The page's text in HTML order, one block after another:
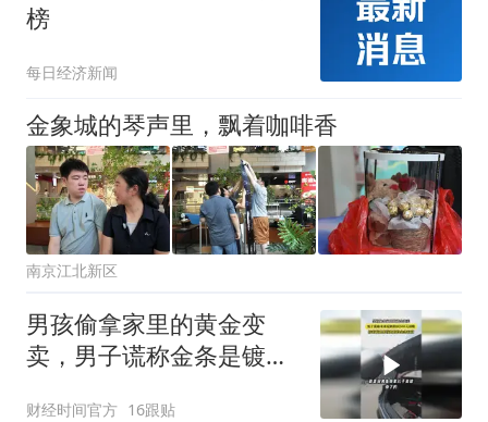
榜
每日经济新闻
金象城的琴声里，飘着咖啡香
南京江北新区
男孩偷拿家里的黄金变
卖，男子谎称金条是镀的
财经时间官方 16跟贴